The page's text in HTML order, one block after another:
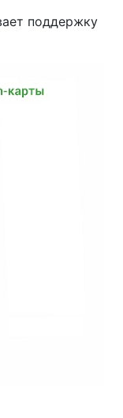
поддержку